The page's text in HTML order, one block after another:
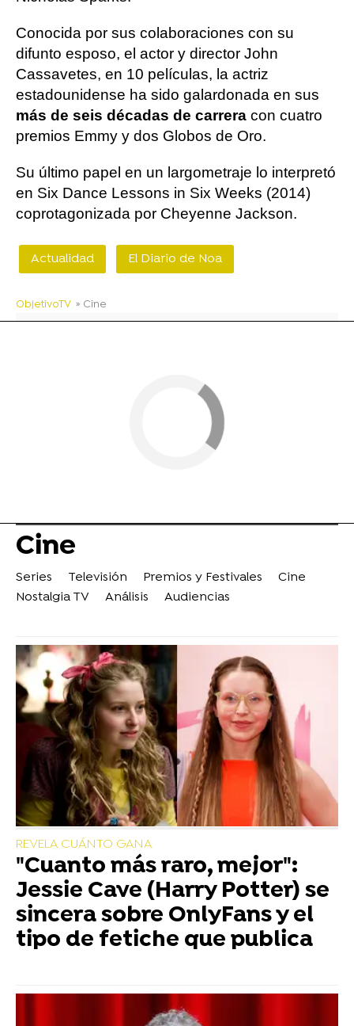
Conocida por sus colaboraciones con su
difunto esposo, el actor y director John
Cassavetes, en 10 películas, la actriz
estadounidense ha sido galardonada en sus
más de seis décadas de carrera con cuatro
premios Emmy y dos Globos de Oro.
Su último papel en un largometraje lo interpretó
en Six Dance Lessons in Six Weeks (2014)
coprotagonizada por Cheyenne Jackson.
Actualidad El Diario de Noa
ObjetivoTV » Cine
Cine
Series Televisión Premios y Festivales
Cine
Nostalgia TV
Análisis Audiencias
REVELA CUÁNTO GANA
"Cuanto más raro, mejor":
Jessie Cave (Harry Potter) se
sincera sobre OnlyFans y el
tipo de fetiche que publica